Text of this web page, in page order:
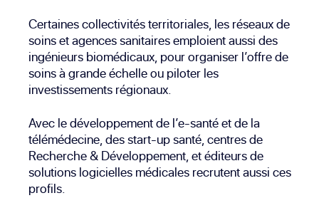
Certaines collectivités territoriales, les réseaux de
soins et agences sanitaires emploient aussi des
ingénieurs biomédicaux, pour organiser l’offre de
soins à grande échelle ou piloter les
investissements régionaux.
Avec le développement de l’e-santé et de la
télémédecine, des start-up santé, centres de
Recherche & Développement, et éditeurs de
solutions logicielles médicales recrutent aussi ces
profils.